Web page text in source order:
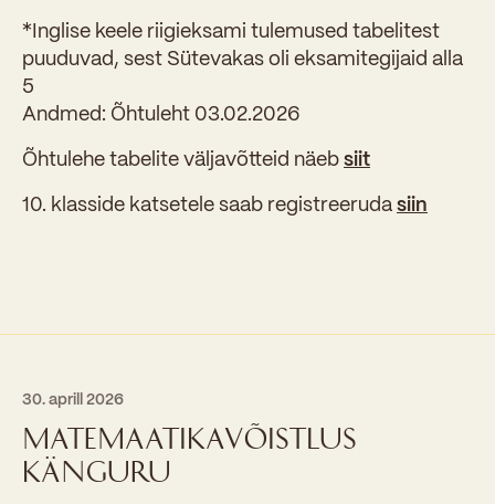
*Inglise keele riigieksami tulemused tabelitest
puuduvad, sest Sütevakas oli eksamitegijaid alla
5
Andmed: Õhtuleht 03.02.2026
Õhtulehe tabelite väljavõtteid näebsiit
10. klasside katsetele saab registreerudasiin
30. aprill 2026
MATEMAATIKAVÕISTLUS
KÄNGURU